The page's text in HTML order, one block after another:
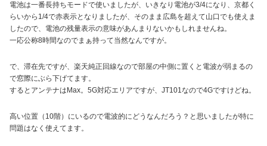
電池は一番長持ちモードで使いましたが、いきなり電池が3/4になり、京都く
らいから1/4で赤表示となりましたが、そのまま広島を超えて山口でも使えま
したので、電池の残量表示の意味があんまりないかもしれませんね。
一応公称8時間なのでまぁ持って当然なんですが。
で、滞在先ですが、楽天純正回線なので部屋の中側に置くと電波が弱まるの
で窓際にぶら下げてます。
するとアンテナはMax。5G対応エリアですが、JT101なので4Gですけどね。
高い位置（10階）にいるので電波的にどうなんだろう？と思いましたが特に
問題はなく使えてます。